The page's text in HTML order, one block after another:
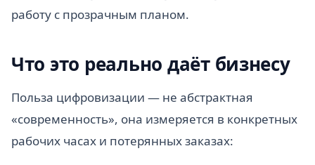
работу с прозрачным планом.
Что это реально даёт бизнесу
Польза цифровизации — не абстрактная
«современность», она измеряется в конкретных
рабочих часах и потерянных заказах: